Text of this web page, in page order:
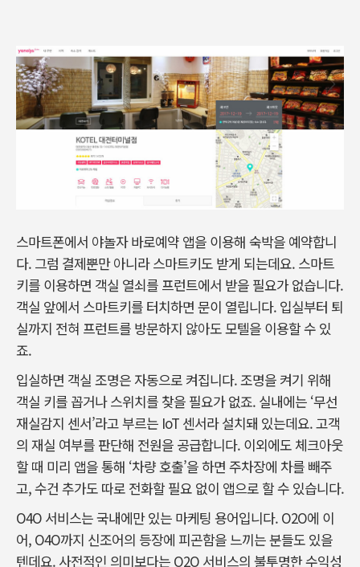
스마트폰에서 야놀자 바로예약 앱을 이용해 숙박을 예약합니
다. 그럼 결제뿐만 아니라 스마트키도 받게 되는데요. 스마트
키를 이용하면 객실 열쇠를 프런트에서 받을 필요가 없습니다.
객실 앞에서 스마트키를 터치하면 문이 열립니다. 입실부터 퇴
실까지 전혀 프런트를 방문하지 않아도 모텔을 이용할 수 있
죠.
입실하면 객실 조명은 자동으로 켜집니다. 조명을 켜기 위해
객실 키를 꼽거나 스위치를 찾을 필요가 없죠. 실내에는 ‘무선
재실감지 센서’라고 부르는 IoT 센서라 설치돼 있는데요. 고객
의 재실 여부를 판단해 전원을 공급합니다. 이외에도 체크아웃
할 때 미리 앱을 통해 ‘차량 호출’을 하면 주차장에 차를 빼주
고, 수건 추가도 따로 전화할 필요 없이 앱으로 할 수 있습니다.
O4O 서비스는 국내에만 있는 마케팅 용어입니다. O2O에 이
어, O4O까지 신조어의 등장에 피곤함을 느끼는 분들도 있을
텐데요. 사전적인 의미보다는 O2O 서비스의 불투명한 수익성